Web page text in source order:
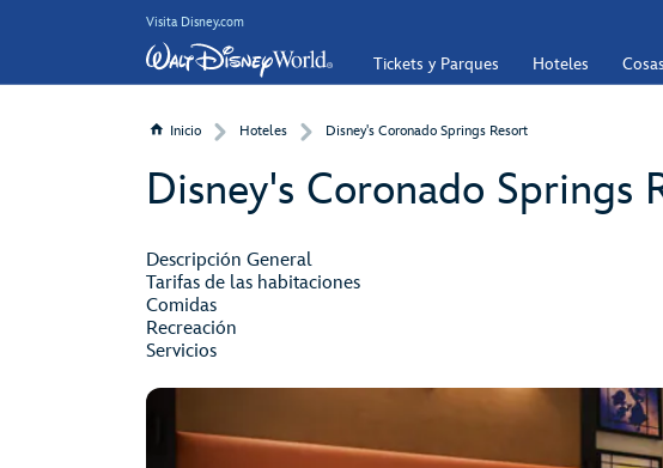
Visita Disney.com
Tickets y Parques Hoteles
Inicio Hoteles Disney's Coronado Springs Resort
Disney's Coronado Springs
Descripción General
Tarifas de las habitaciones
Comidas
Recreación
Servicios